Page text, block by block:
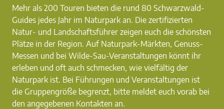
Mehr als 200 Touren bieten die rund 80 Schwarzwald-
Guides jedes Jahr im Naturpark an. Die zertifizierten
Natur- und Landschaftsführer zeigen euch die schönsten
Plätze in der Region. Auf Naturpark-Märkten, Genuss-
Messen und bei Wilde-Sau-Veranstaltungen könnt ihr
erleben und oft auch schmecken, wie vielfältig der
Naturpark ist. Bei Führungen und Veranstaltungen ist
die Gruppengröße begrenzt, bitte meldet euch vorab bei
den angegebenen Kontakten an.